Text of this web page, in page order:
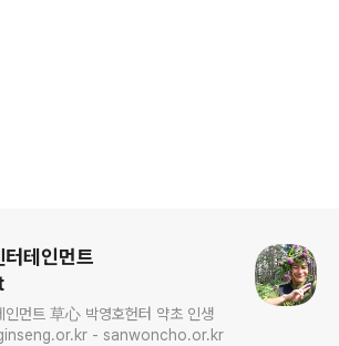
테인먼트
인먼트 草心 박영호헌터 약초 인생
- sanwoncho.or.kr